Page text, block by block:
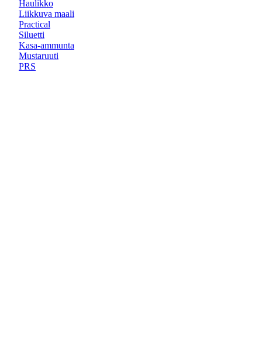
Haulikko
Liikkuva maali
Practical
Siluetti
Kasa-ammunta
Mustaruuti
PRS